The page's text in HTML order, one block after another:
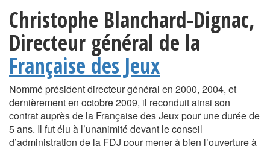
Christophe Blanchard-Dignac,
Directeur général de la
Française des Jeux
Nommé président directeur général en 2000, 2004, et
dernièrement en octobre 2009, il reconduit ainsi son
contrat auprès de la Française des Jeux pour une durée de
5 ans. Il fut élu à l’unanimité devant le conseil
d’administration de la FDJ pour mener à bien l’ouverture à